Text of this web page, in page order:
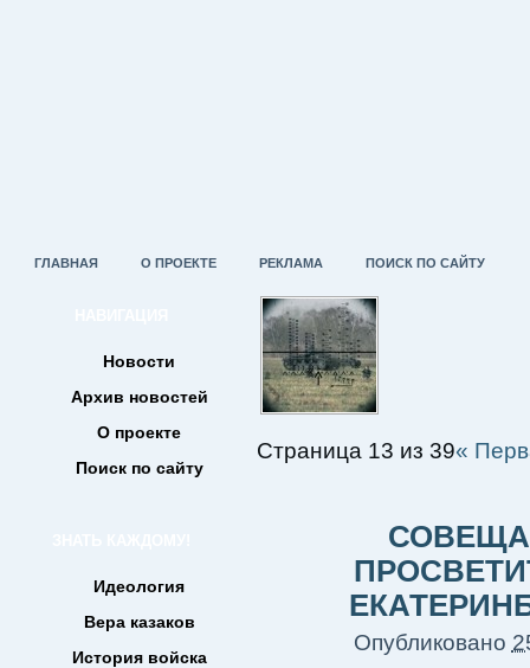
ГЛАВНАЯ О ПРОЕКТЕ РЕКЛАМА ПОИСК ПО САЙТУ
Новости
Архив новостей
О проекте
Поиск по сайту
Идеология
Вера казаков
История войска
Страница 13 из 39«
Опубликовано